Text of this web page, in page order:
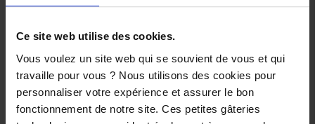
Ce site web utilise des cookies.
Vous voulez un site web qui se souvient de vous et qui
travaille pour vous ? Nous utilisons des cookies pour
personnaliser votre expérience et assurer le bon
fonctionnement de notre site. Ces petites gâteries
-22,5%
13,45 €